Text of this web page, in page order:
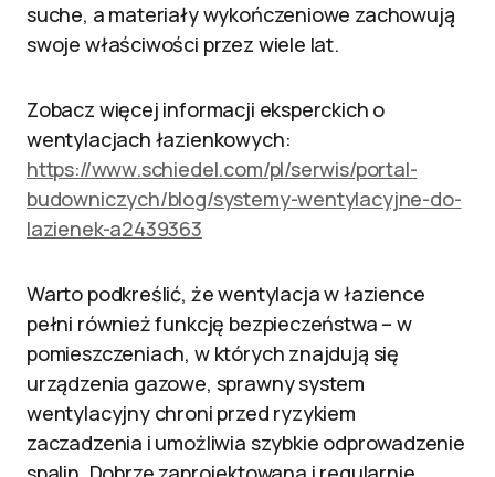
suche, a materiały wykończeniowe zachowują
swoje właściwości przez wiele lat.
Zobacz więcej informacji eksperckich o
wentylacjach łazienkowych:
https://www.schiedel.com/pl/serwis/portal-
budowniczych/blog/systemy-wentylacyjne-do-
lazienek-a2439363
Warto podkreślić, że wentylacja w łazience
pełni również funkcję bezpieczeństwa – w
pomieszczeniach, w których znajdują się
urządzenia gazowe, sprawny system
wentylacyjny chroni przed ryzykiem
zaczadzenia i umożliwia szybkie odprowadzenie